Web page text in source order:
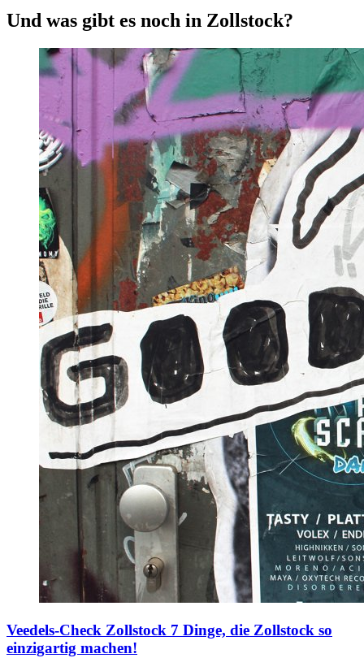
Und was gibt es noch in Zollstock?
Veedels-Check Zollstock 7 Dinge, die Zollstock so
einzigartig machen!